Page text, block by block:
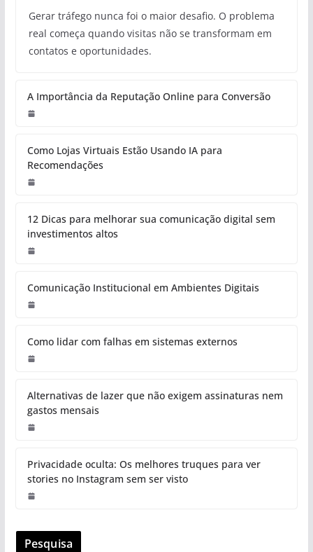
Gerar tráfego nunca foi o maior desafio. O problema
real começa quando visitas não se transformam em
contatos e oportunidades.
A Importância da Reputação Online para Conversão
Como Lojas Virtuais Estão Usando IA para
Recomendações
12 Dicas para melhorar sua comunicação digital sem
investimentos altos
Comunicação Institucional em Ambientes Digitais
Como lidar com falhas em sistemas externos
Alternativas de lazer que não exigem assinaturas nem
gastos mensais
Privacidade oculta: Os melhores truques para ver
stories no Instagram sem ser visto
Pesquisa